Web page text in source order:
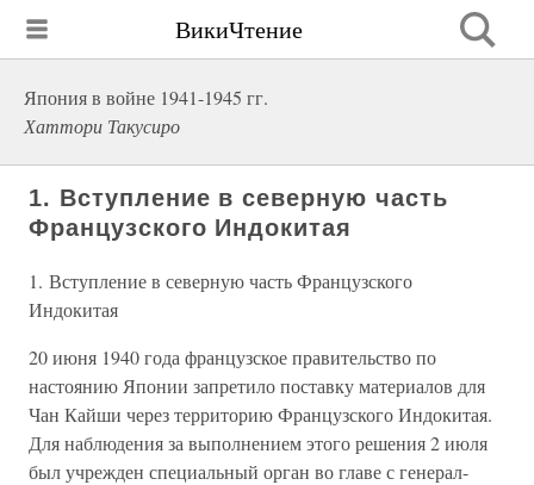
ВикиЧтение
Япония в войне 1941-1945 гг.
Хаттори Такусиро
1. Вступление в северную часть
Французского Индокитая
1. Вступление в северную часть Французского
Индокитая
20 июня 1940 года французское правительство по
настоянию Японии запретило поставку материалов для
Чан Кайши через территорию Французского Индокитая.
Для наблюдения за выполнением этого решения 2 июля
был учрежден специальный орган во главе с генерал-